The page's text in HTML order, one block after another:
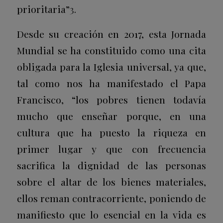
prioritaria”3.
Desde su creación en 2017, esta Jornada
Mundial se ha constituido como una cita
obligada para la Iglesia universal, ya que,
tal como nos ha manifestado el Papa
Francisco, “los pobres tienen todavía
mucho que enseñar porque, en una
cultura que ha puesto la riqueza en
primer lugar y que con frecuencia
sacrifica la dignidad de las personas
sobre el altar de los bienes materiales,
ellos reman contracorriente, poniendo de
manifiesto que lo esencial en la vida es